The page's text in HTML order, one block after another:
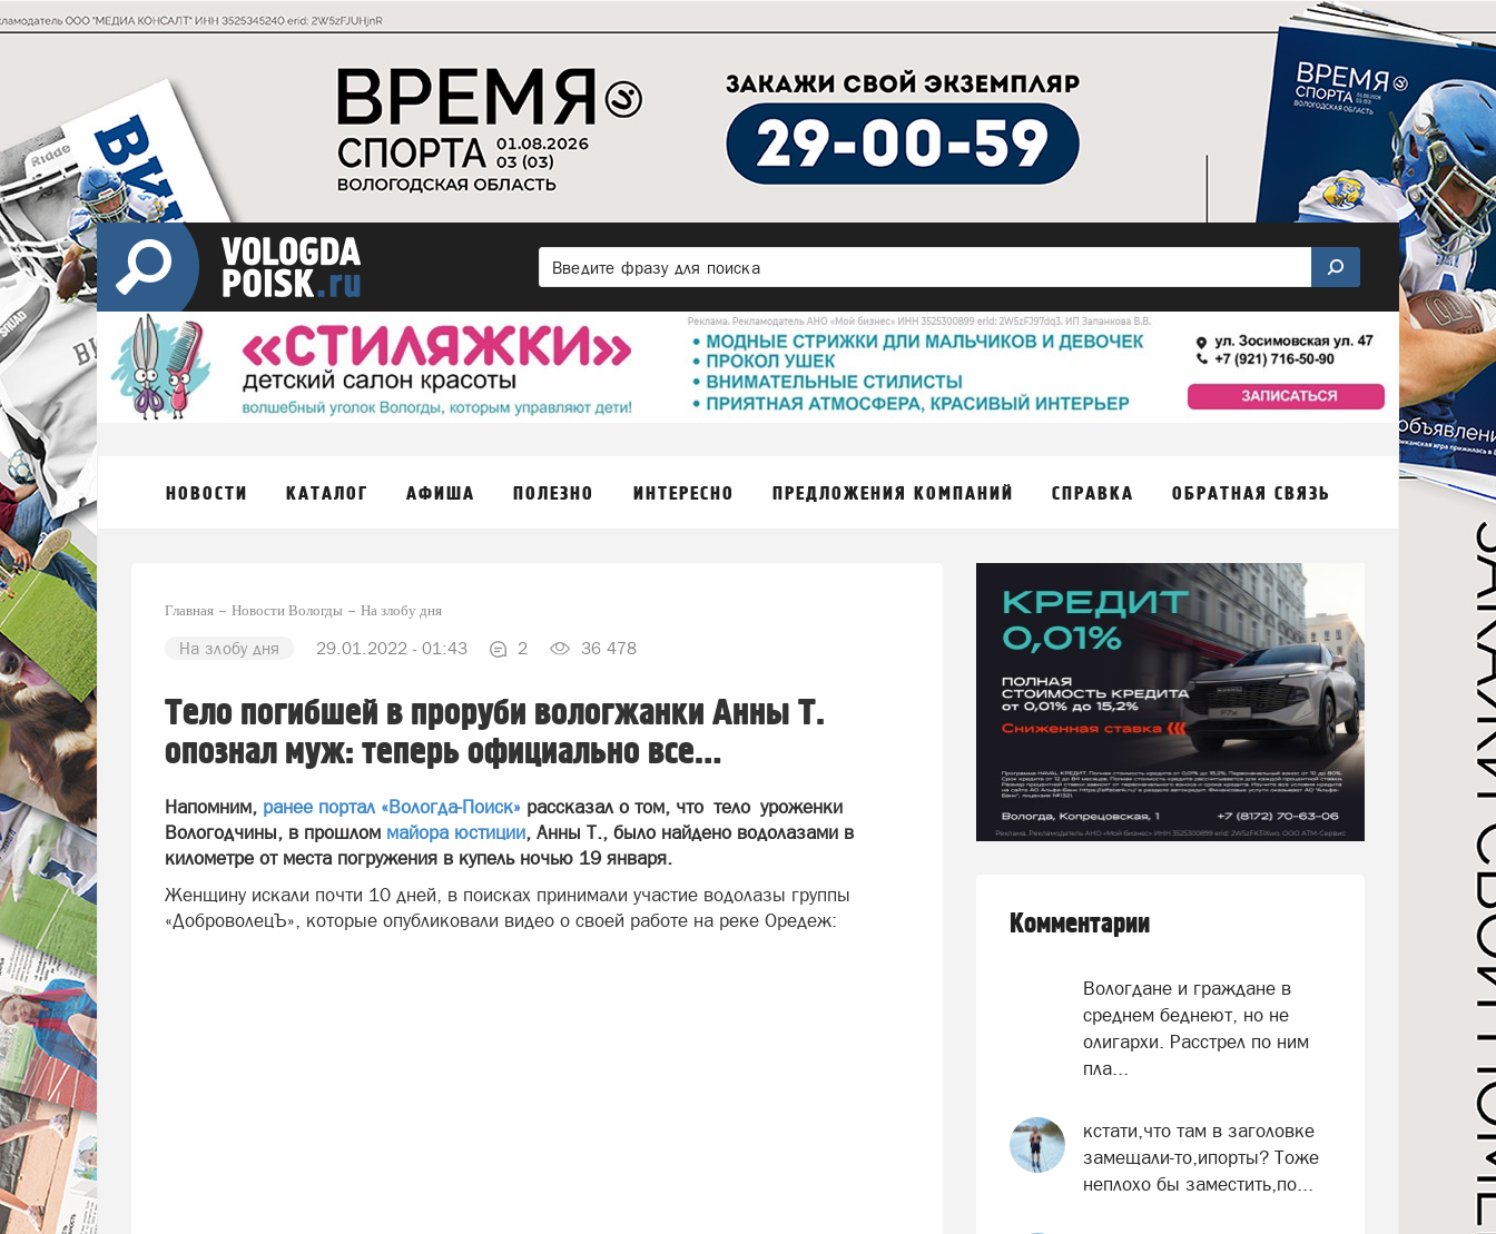
НОВОСТИ КАТАЛОГ АФИША ПОЛЕЗНО ИНТЕРЕСНО ПРЕДЛОЖЕНИЯ КОМПАНИЙ СПРАВКА ОБРАТНАЯ СВЯЗЬ
Главная Новости Вологды На злобу дня
На злобу дня 29.01.2022 - 01:43 2 36 478
Тело погибшей в проруби вологжанки Анны Т.
опознал муж: теперь официально все…
Напомним, ранее портал «Вологда-Поиск» рассказал о том, что тело уроженки
Вологодчины, в прошлом майора юстиции, Анны Т., было найдено водолазами в
километре от места погружения в купель ночью 19 января.
Женщину искали почти 10 дней, в поисках принимали участие водолазы группы
«ДоброволецЪ», которые опубликовали видео о своей работе на реке Оредеж:
Комментарии
Вологдане и граждане в
среднем беднеют, но не
олигархи. Расстрел по ним
пла...
кстати,что там в заголовке
замещали-то,ипорты? Тоже
неплохо бы заместить,по...